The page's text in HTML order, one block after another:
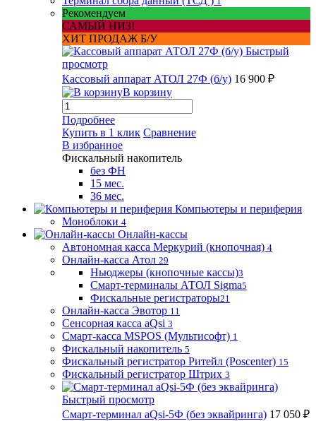
Рекомендуем
САМЫЙ НИЗ!
ХИТ ПРОДАЖ Б/У
Быстрый
просмотр
Кассовый аппарат АТОЛ 27Ф (б/у) 16 900 ₽
В корзину
Подробнее
Купить в 1 клик Сравнение
В избранное
Фискальный накопитель
без ФН
15 мес.
36 мес.
Компьютеры и периферия
Моноблоки 4
Онлайн-кассы
Автономная касса Меркурий (кнопочная) 4
Онлайн-касса Атол 29
Ньюджеры (кнопочные кассы)3
Смарт-терминалы АТОЛ Sigma5
Фискальные регистраторы21
Онлайн-касса Эвотор 11
Сенсорная касса aQsi 3
Смарт-касса MSPOS (Мультисофт) 1
Фискальный накопитель 5
Фискальный регистратор Ритейл (Poscenter) 15
Фискальный регистратор Штрих 3
Быстрый просмотр
Смарт-терминал aQsi-5Ф (без эквайринга) 17 050 ₽